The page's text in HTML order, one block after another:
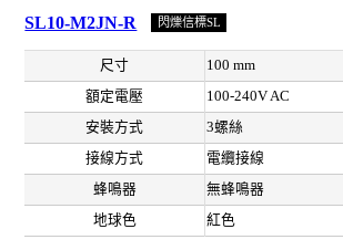
SL10-M2JN-R 閃爍信標SL
尺寸
100 mm
額定電壓
100-240V AC
安裝方式
3螺絲
接線方式
電纜接線
蜂鳴器
無蜂鳴器
地球色
紅色